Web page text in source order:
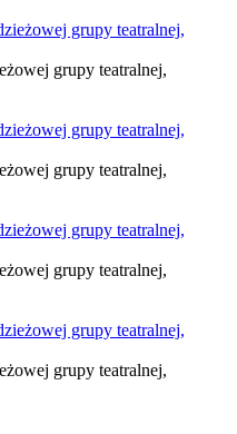
grupy teatralnej,
grupy teatralnej,
grupy teatralnej,
grupy teatralnej,